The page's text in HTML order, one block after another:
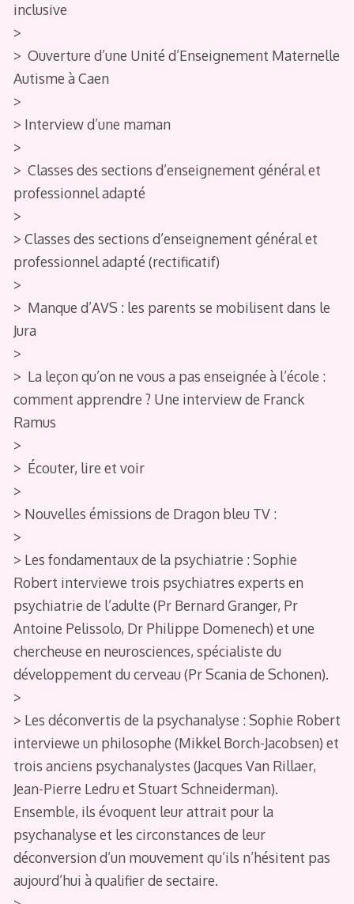
inclusive
>
> Ouverture d’une Unité d’Enseignement Maternelle
Autisme à Caen
>
> Interview d’une maman
>
> Classes des sections d’enseignement général et
professionnel adapté
>
> Classes des sections d’enseignement général et
professionnel adapté (rectificatif)
>
> Manque d’AVS : les parents se mobilisent dans le
Jura
>
> La leçon qu’on ne vous a pas enseignée à l’école :
comment apprendre ? Une interview de Franck
Ramus
>
> Écouter, lire et voir
>
> Nouvelles émissions de Dragon bleu TV :
>
> Les fondamentaux de la psychiatrie : Sophie
Robert interviewe trois psychiatres experts en
psychiatrie de l’adulte (Pr Bernard Granger, Pr
Antoine Pelissolo, Dr Philippe Domenech) et une
chercheuse en neurosciences, spécialiste du
développement du cerveau (Pr Scania de Schonen).
>
> Les déconvertis de la psychanalyse : Sophie Robert
interviewe un philosophe (Mikkel Borch-Jacobsen) et
trois anciens psychanalystes (Jacques Van Rillaer,
Jean-Pierre Ledru et Stuart Schneiderman).
Ensemble, ils évoquent leur attrait pour la
psychanalyse et les circonstances de leur
déconversion d’un mouvement qu’ils n’hésitent pas
aujourd’hui à qualifier de sectaire.